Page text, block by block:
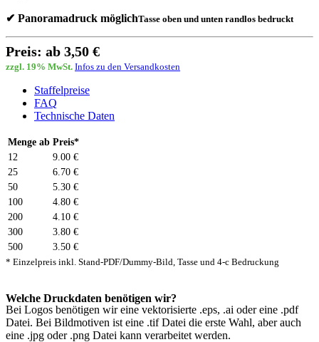
✔ Panoramadruck möglichTasse oben und unten randlos bedruckt
Preis: ab 3,50 €
zzgl. 19% MwSt. Infos zu den Versandkosten
Staffelpreise
FAQ
Technische Daten
Menge ab Preis*
12
9.00 €
25
6.70 €
50
5.30 €
100
4.80 €
200
4.10 €
300
3.80 €
500
3.50 €
* Einzelpreis inkl. Stand-PDF/Dummy-Bild, Tasse und 4-c Bedruckung
Welche Druckdaten benötigen wir?
Bei Logos benötigen wir eine vektorisierte .eps, .ai oder eine .pdf
Datei. Bei Bildmotiven ist eine .tif Datei die erste Wahl, aber auch
eine .jpg oder .png Datei kann verarbeitet werden.